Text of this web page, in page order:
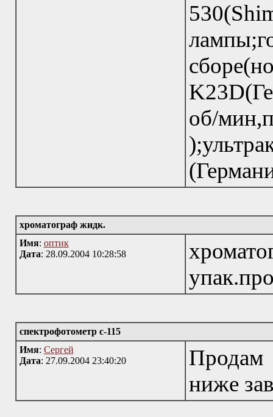
об/
хроматограф жидк.
Имя: оптик
Дата: 28.09.2004 10:28:58
спектрофотометр с-115
Имя: Сергей
Дата: 27.09.2004 23:40:20
Продам
ниже